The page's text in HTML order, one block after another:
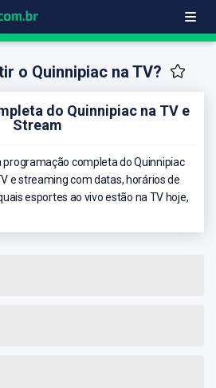
o Quinnipiac na TV?
do Quinnipiac na TV e
Stream
completa do Quinnipiac
e streaming com datas, horários de
esportes ao vivo estão na TV hoje,